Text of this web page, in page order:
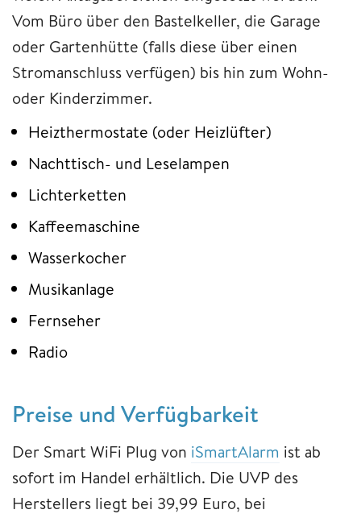
Vom Büro über den Bastelkeller, die Garage
oder Gartenhütte (falls diese über einen
Stromanschluss verfügen) bis hin zum Wohn-
oder Kinderzimmer.
Heizthermostate (oder Heizlüfter)
Nachttisch- und Leselampen
Lichterketten
Kaffeemaschine
Wasserkocher
Musikanlage
Fernseher
Radio
Preise und Verfügbarkeit
Der Smart WiFi Plug von iSmartAlarm ist ab
sofort im Handel erhältlich. Die UVP des
Herstellers liegt bei 39,99 Euro, bei